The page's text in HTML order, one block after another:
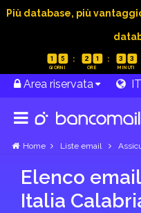
Più database, più
1 5 2 1 3 3
Area riservata IT
Home Liste email
Elenco
Italia